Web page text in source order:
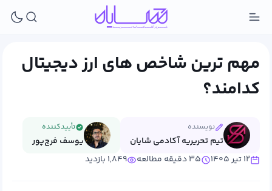
مهم ترین شاخص‌ های ارز دیجیتال
کدامند؟
نویسنده
تیم تحریریه آکادمی شایان
تأییدکننده
یوسف فرج‌پور
۱۲ تیر ۱۴۰۵
۳۵ دقیقه مطالعه ۱,۸۴۹ بازدید